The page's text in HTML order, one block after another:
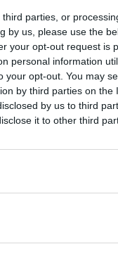
parties, or
by us, please use the
your opt-out request is
personal information
your opt-out. You may
by third parties on the
by us to third
it to other third
RUBRICHE